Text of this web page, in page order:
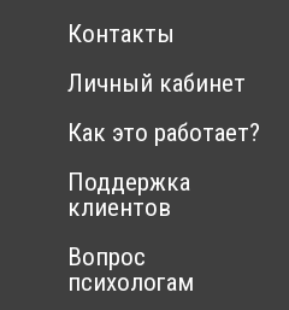
Контакты
Личный кабинет
Как это работает?
Поддержка
клиентов
Вопрос
психологам